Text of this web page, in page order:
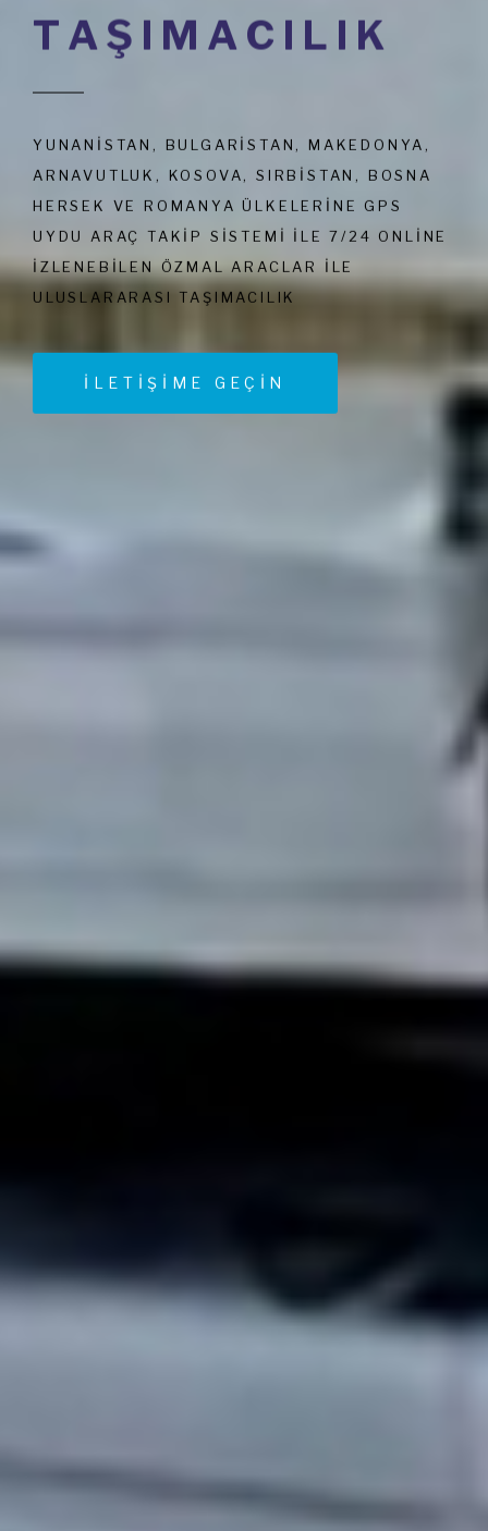
T A Ş I M A C I L I K
YUNANISTAN, BULGARISTAN, MAKEDONYA,
ARNAVUTLUK, KOSOVA, SIRBISTAN, BOSNA
HERSEK VE ROMANYA ÜLKELERINE GPS
UYDU ARAÇ TAKIP SISTEMI ILE 7/24 ONLINE
IZLENEBILEN ÖZMAL ARACLAR ILE
ULUSLARARASI TAŞIMACILIK
İLETİŞİME GEÇİN